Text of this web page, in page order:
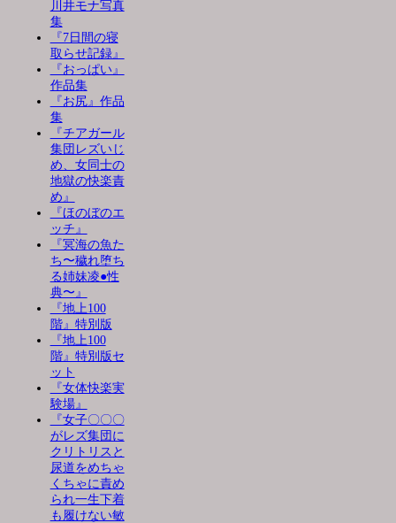
川井モナ写真
集
『7日間の寝
取らせ記録』
『おっぱい』
作品集
『お尻』作品
集
『チアガール
集団レズいじ
め、女同士の
地獄の快楽責
め』
『ほのぼのエ
ッチ』
『冥海の魚た
ち〜穢れ堕ち
る姉妹凌●性
典〜』
『地上100
階』特別版
『地上100
階』特別版セ
ット
『女体快楽実
験場』
『女子〇〇〇
がレズ集団に
クリトリスと
尿道をめちゃ
くちゃに責め
られ一生下着
も履けない敏